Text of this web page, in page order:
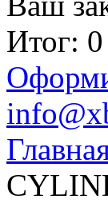
Итог: 0